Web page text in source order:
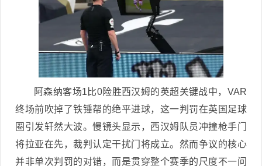
阿森纳客场1比0险胜西汉姆的英超关键战中，VAR
终场前吹掉了铁锤帮的绝平进球，这一判罚在英国足球
圈引发轩然大波。慢镜头显示，西汉姆队员冲撞枪手门
将拉亚在先，裁判认定干扰门将成立。然而争议的核心
并非单次判罚的对错，而是贯穿整个赛季的尺度不一问